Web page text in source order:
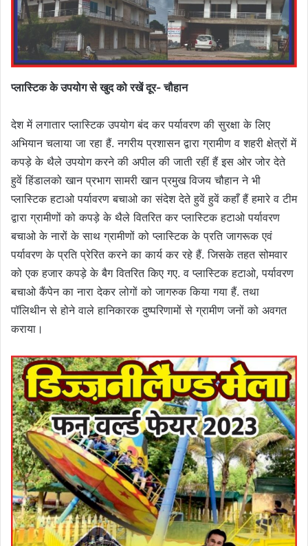
प्लास्टिक के उपयोग से खुद को रखें दूर- चौहान
देश में लगातार प्लास्टिक उपयोग बंद कर पर्यावरण की सुरक्षा के लिए
अभियान चलाया जा रहा हैं. नगरीय प्रशासन द्वारा ग्रामीण व शहरी क्षेत्रों में
कपड़े के थैले उपयोग करने की अपील की जाती रहीं हैं इस ओर जोर देते
हुवें हिंडालको खान प्रभाग सामरी खान प्रमुख विजय चौहान ने भी
प्लास्टिक हटाओ पर्यावरण बचाओ का संदेश देते हुवें हुवें कहाँ हैं हमारे व टीम
द्वारा ग्रामीणों को कपड़े के थैले वितरित कर प्लास्टिक हटाओ पर्यावरण
बचाओ के नारों के साथ ग्रामीणों को प्लास्टिक के प्रति जागरूक एवं
पर्यावरण के प्रति प्रेरित करने का कार्य कर रहे हैं. जिसके तहत सोमवार
को एक हजार कपड़े के बैग वितरित किए गए. व प्लास्टिक हटाओ, पर्यावरण
बचाओ कैंपेन का नारा देकर लोगों को जागरुक किया गया हैं. तथा
पॉलिथीन से होने वाले हानिकारक दुष्परिणामों से ग्रामीण जनों को अवगत
कराया।